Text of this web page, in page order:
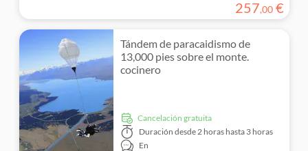
257,00 €
Tándem de paracaidismo de
13,000 pies sobre el monte.
cocinero
cancelación gratuita
Duración desde 2 horas hasta 3 horas
En